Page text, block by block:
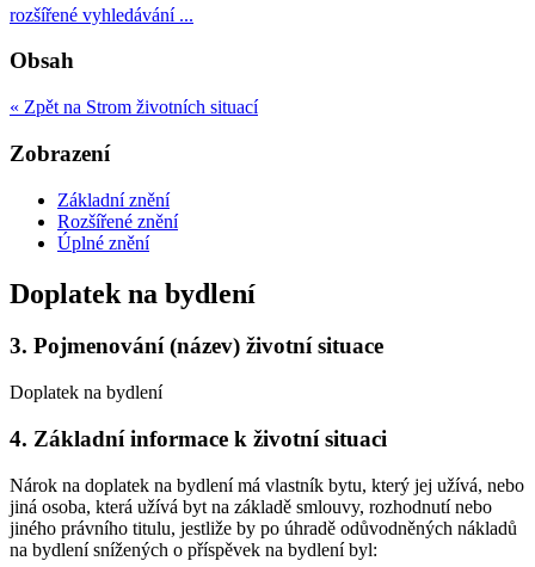
rozšířené vyhledávání ...
Obsah
« Zpět na Strom životních situací
Zobrazení
Základní znění
Rozšířené znění
Úplné znění
Doplatek na bydlení
3. Pojmenování (název) životní situace
Doplatek na bydlení
4. Základní informace k životní situaci
Nárok na doplatek na bydlení má vlastník bytu, který jej užívá, nebo
jiná osoba, která užívá byt na základě smlouvy, rozhodnutí nebo
jiného právního titulu, jestliže by po úhradě odůvodněných nákladů
na bydlení snížených o příspěvek na bydlení byl: